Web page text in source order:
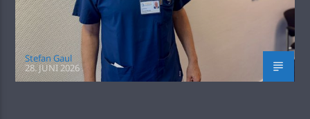
Stefan Gaul
28. JUNI 2026